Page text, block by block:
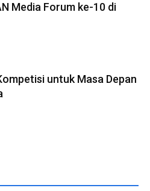
Media Forum ke-10 di
untuk Masa Depan